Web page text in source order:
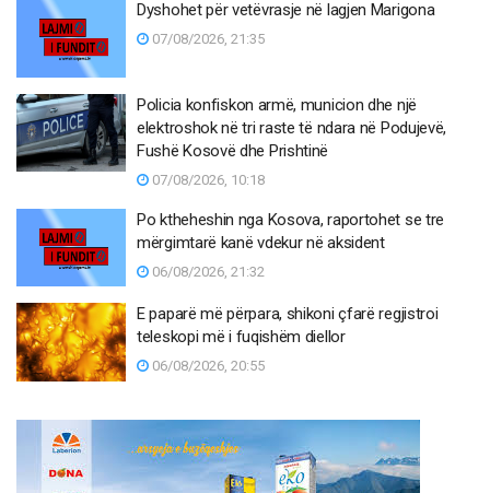
Dyshohet për vetëvrasje në lagjen Marigona
07/08/2026, 21:35
Policia konfiskon armë, municion dhe një
elektroshok në tri raste të ndara në Podujevë,
Fushë Kosovë dhe Prishtinë
07/08/2026, 10:18
Po ktheheshin nga Kosova, raportohet se tre
mërgimtarë kanë vdekur në aksident
06/08/2026, 21:32
E paparë më përpara, shikoni çfarë regjistroi
teleskopi më i fuqishëm diellor
06/08/2026, 20:55